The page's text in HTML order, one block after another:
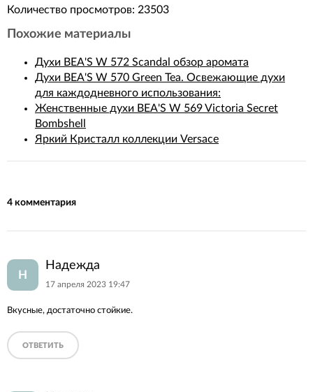
Количество просмотров: 23503
Похожие материалы
Духи BEA'S W 572 Scandal обзор аромата
Духи BEA'S W 570 Green Tea. Освежающие духи
для каждодневного использования:
Женственные духи BEA'S W 569 Victoria Secret
Bombshell
Яркий Кристалл коллекции Versace
4 комментария
Н
Надежда
17 апреля 2023 19:47
Вкусные, достаточно стойкие.
ОТВЕТИТЬ